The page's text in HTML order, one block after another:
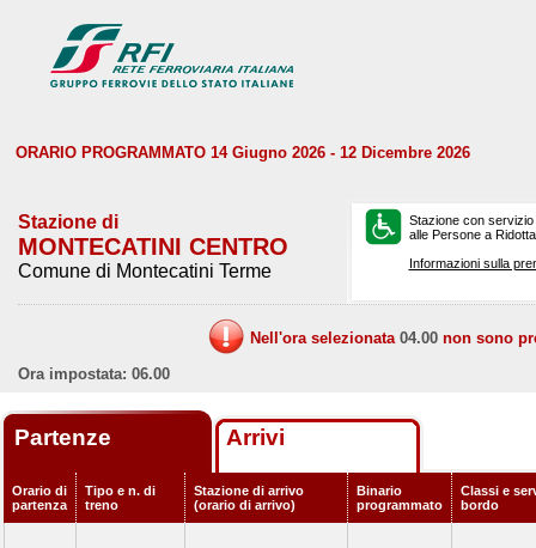
ORARIO PROGRAMMATO 14 Giugno 2026 - 12 Dicembre 2026
Stazione di
MONTECATINI CENTRO
Comune di Montecatini Terme
Stazione con
alle Persone a
Informazioni sulla
Nell'ora selezionata 04.00 non sono
Ora impostata: 06.00
Partenze Arrivi
Orario di
partenza
Tipo e n. di
treno
Stazione di arrivo
(orario di arrivo)
Binario
programmato
Classi e
bordo